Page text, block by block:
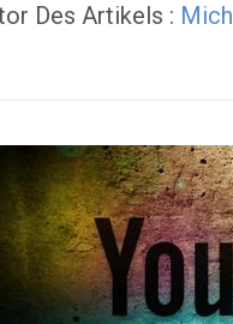
Des Artikels :